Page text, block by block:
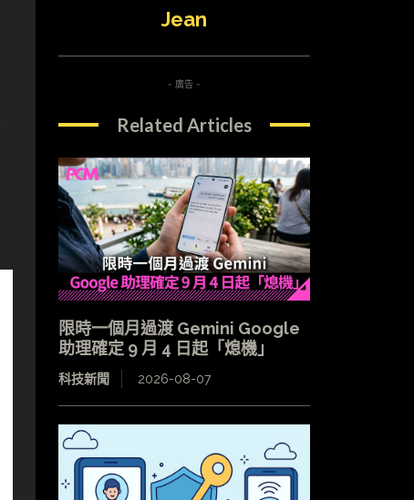
Jean
- 廣告 -
Related Articles
限時一個月過渡 Gemini Google
助理確定 9 月 4 日起「熄機」
科技新聞 2026-08-07